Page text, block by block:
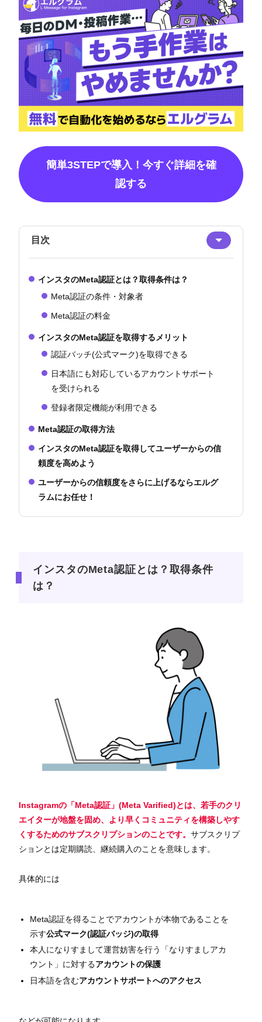
簡単3STEPで導入！今すぐ詳細を確
認する
目次
インスタのMeta認証とは？取得条件は？
Meta認証の条件・対象者
Meta認証の料金
インスタのMeta認証を取得するメリット
認証バッチ(公式マーク)を取得できる
日本語にも対応しているアカウントサポート
を受けられる
登録者限定機能が利用できる
Meta認証の取得方法
インスタのMeta認証を取得してユーザーからの信
頼度を高めよう
ユーザーからの信頼度をさらに上げるならエルグ
ラムにお任せ！
インスタのMeta認証とは？取得条件
は？
Instagramの「Meta認証」(Meta Varified)とは、若手のクリ
エイターが地盤を固め、より早くコミュニティを構築しやす
くするためのサブスクリプションのことです。 サブスクリプ
ションとは定期購読、継続購入のことを意味します。
具体的には
Meta認証を得ることでアカウントが本物であることを
示す公式マーク(認証バッジ)の取得
本人になりすまして運営妨害を行う「なりすましアカ
ウント」に対するアカウントの保護
日本語を含むアカウントサポートへのアクセス